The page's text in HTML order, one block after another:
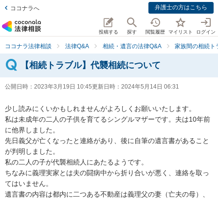
ココナラへ 弁護士の方はこちら
投稿する 探す 閲覧履歴 マイリスト ログイン
ココナラ法律相談 法律Q&A 相続・遺言の法律Q&A 家族間の相続ト
【相続トラブル】代襲相続について
公開日時： 2023年3月19日 10:45更新日時： 2024年5月14日 06:31
少し読みにくいかもしれませんがよろしくお願いいたします。
私は未成年の二人の子供を育てるシングルマザーです。夫は10年前
に他界しました。
先日義父が亡くなったと連絡があり、後に自筆の遺言書があること
が判明しました。
私の二人の子が代襲相続人にあたるようです。
ちなみに義理実家とは夫の闘病中から折り合いが悪く、連絡を取っ
てはいません。
遺言書の内容は都内に二つある不動産は義理父の妻（亡夫の母）、